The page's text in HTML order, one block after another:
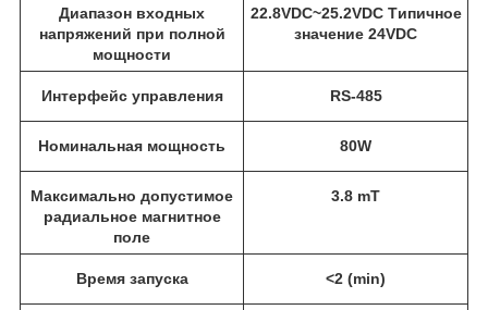
Диапазон входных
напряжений при полной
мощности
22.8VDC~25.2VDC Tипичное
значение 24VDC
Интерфейс управления RS-485
Номинальная мощность 80W
Максимально допустимое
радиальное магнитное
поле
3.8 mT
Время запуска <2 (min)